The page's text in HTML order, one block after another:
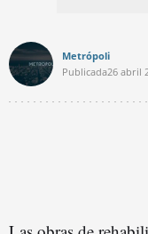
Metrópoli
Publicada26 abril